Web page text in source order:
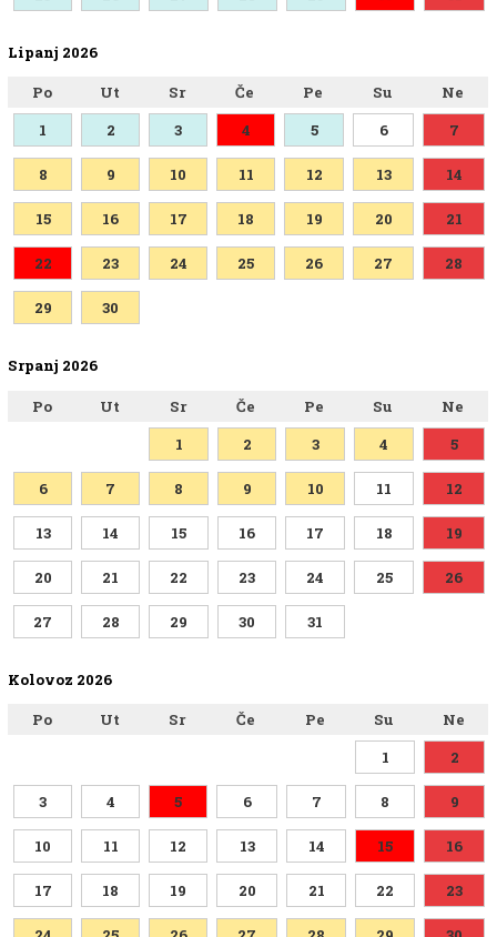
Lipanj 2026
Po Ut Sr Če Pe Su
Ne
1
2 3 4 5 6 7
8 9 10 11 12 13 14
15 16 17 18 19 20 21
22 23 24 25 26 27 28
29 30
Srpanj 2026
Po Ut Sr Če Pe Su
Ne
1
2 3 4 5
6 7 8 9 10 11 12
13 14 15 16 17 18 19
20 21 22 23 24 25 26
27 28 29 30 31
Kolovoz 2026
Po Ut Sr Če Pe Su
Ne
1
2
3 4 5 6 7 8 9
10 11 12 13 14 15 16
17 18 19 20 21 22 23